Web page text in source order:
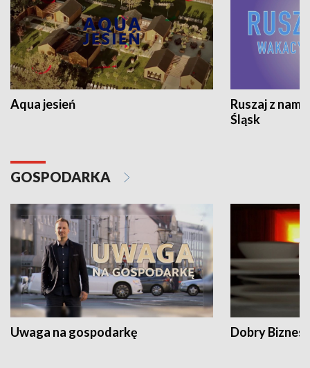
Aqua jesień
Ruszaj z
Śląsk
GOSPODARKA
Uwaga na gospodarkę Dobry Biznes